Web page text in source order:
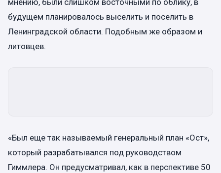
мнению, были слишком восточными по облику, в
будущем планировалось выселить и поселить в
Ленинградской области. Подобным же образом и
литовцев.
«Был еще так называемый генеральный план «Ост»,
который разрабатывался под руководством
Гиммлера. Он предусматривал, как в перспективе 50